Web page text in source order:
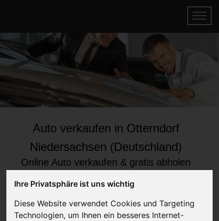
Ihre Privatsphäre ist uns wichtig
Diese Website verwendet Cookies und Targeting
Technologien, um Ihnen ein besseres Internet-
Auto verkaufen in Otterndorf
Niedersachsen (Deutschland)
Online Auto verkaufen & gratis abholen
lassen
Auf Wunsch sofort Geld für Ihr Auto erhalten